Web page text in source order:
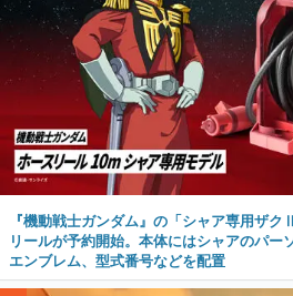
『機動戦士ガンダム』の「シャア専用ザ
リールが予約開始。本体にはシャアのパー
エンブレム、型式番号などを配置